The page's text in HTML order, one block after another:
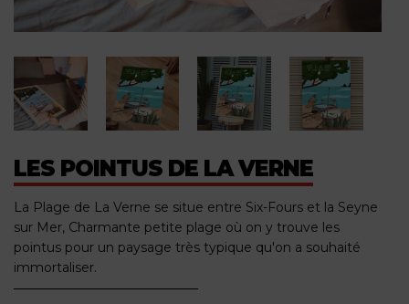
LES POINTUS DE LA VERNE
La Plage de La Verne se situe entre Six-Fours et la Seyne
sur Mer, Charmante petite plage où on y trouve les
pointus pour un paysage très typique qu'on a souhaité
immortaliser.